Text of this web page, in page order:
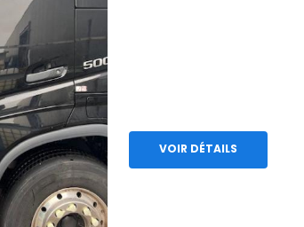
VOIR DÉTAILS